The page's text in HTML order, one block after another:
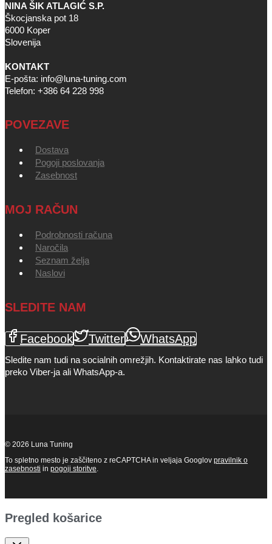
NINA ŠIK ATLAGIĆ S.P.
Škocjanska pot 18
6000 Koper
Slovenija
KONTAKT
E-pošta: info@luna-tuning.com
Telefon: +386 64 228 998
POVEZAVE
Dostava
Pogoji poslovanja
Zasebnost
MOJ RAČUN
Podrobnosti računa
Naročila
Seznam želja
Naslovi
SLEDITE NAM
Facebook Twitter WhatsApp
Sledite nam tudi na socialnih omrežjih. Kontaktirate nas lahko tudi
preko Viber-ja ali WhatsApp-a.
© 2026 Luna Tuning
To spletno mesto je zaščiteno z reCAPTCHA in veljaja Googlov pravilnik o
zasebnosti in pogoji storitve.
Pregled košarice